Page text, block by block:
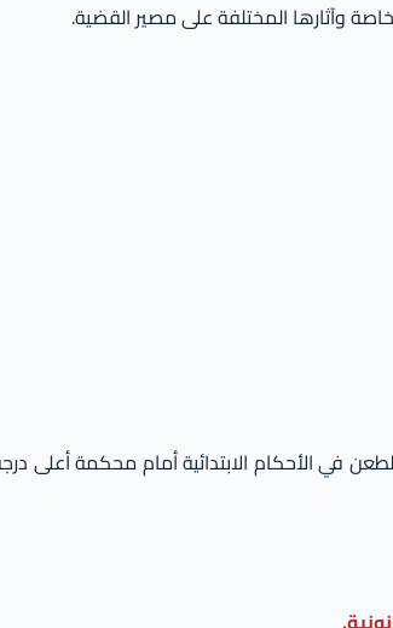
وآثارها المختلفة على مصير القضية.
في الأحكام الابتدائية أمام محكمة أعلى